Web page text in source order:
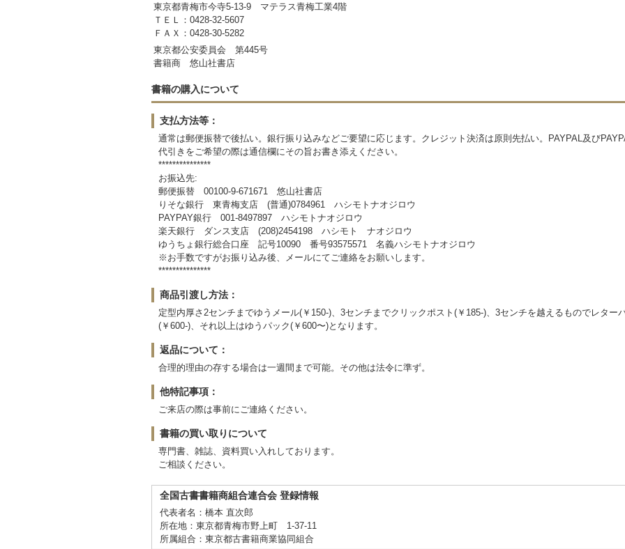
東京都青梅市今寺5-13-9 マテラス青梅工業4階
ＴＥＬ：0428-32-5607
ＦＡＸ：0428-30-5282
東京都公安委員会 第445号
書籍商 悠山社書店
書籍の購入について
支払方法等：
通常は郵便振替で後払い。銀行振り込みなどご要望に応じます。クレジット決済は原則先払い。PAYPAL及び
代引きをご希望の際は通信欄にその旨お書き添えください。
***************
お振込先:
郵便振替 00100-9-671671 悠山社書店
りそな銀行 東青梅支店 (普通)0784961 ハシモトナオジロウ
PAYPAY銀行 001-8497897 ハシモトナオジロウ
楽天銀行 ダンス支店 (208)2454198 ハシモト ナオジロウ
ゆうちょ銀行総合口座 記号10090 番号93575571 名義ハシモトナオジロウ
※お手数ですがお振り込み後、メールにてご連絡をお願いします。
***************
商品引渡し方法：
定型内厚さ2センチまでゆうメール(￥150-)、3センチまでクリックポスト(￥185-)、3センチを越えるものでレター
(￥600-)、それ以上はゆうパック(￥600〜)となります。
返品について：
合理的理由の存する場合は一週間まで可能。その他は法令に準ず。
他特記事項：
ご来店の際は事前にご連絡ください。
書籍の買い取りについて
専門書、雑誌、資料買い入れしております。
ご相談ください。
全国古書書籍商組合連合会 登録情報
代表者名：橋本 直次郎
所在地：東京都青梅市野上町 1-37-11
所属組合：東京都古書籍商業協同組合